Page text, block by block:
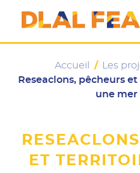
DLAL FEAMPA
Accueil / Les
Reseaclons, pêcheurs
une mer
ET